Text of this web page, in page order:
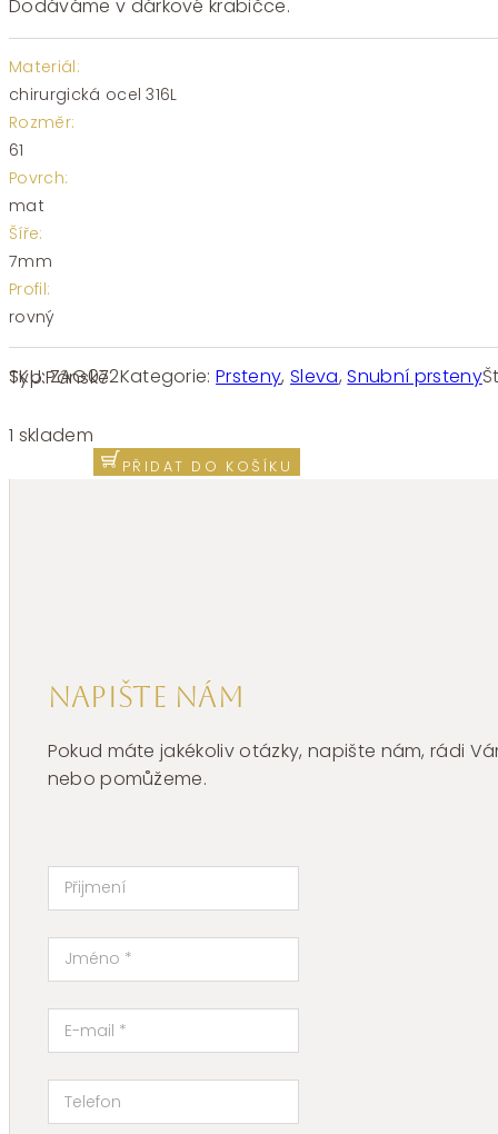
Dodáváme v dárkové krabičce.
Materiál:
chirurgická ocel 316L
Rozměr:
61
Povrch:
mat
Šíře:
7mm
Profil:
rovný
SKU:ZAG072Kategorie:Prsteny,Sleva,Snubní prsteny
Typ:Pánské
1 sklademv kombinaci
ocelPŘIDAT DO KOŠÍKU
Napište nám
Pokud máte jakékoliv otázky, napište nám, rádi
nebo pomůžeme.